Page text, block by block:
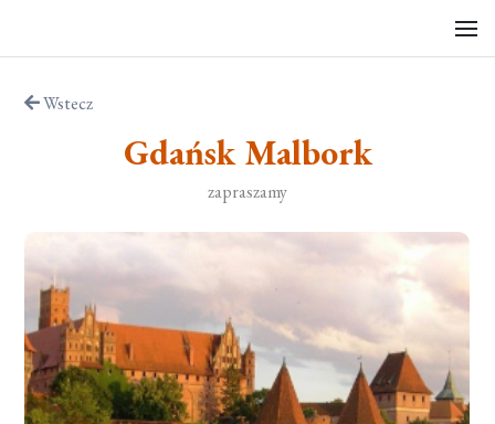
Wstecz
Gdańsk Malbork
zapraszamy